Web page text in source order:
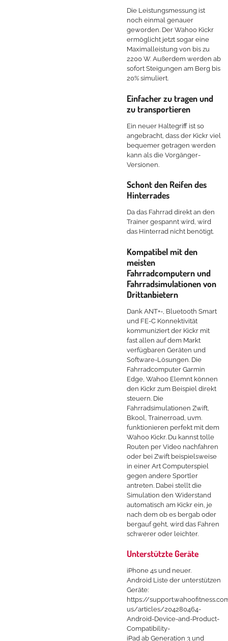
Die Leistungsmessung ist
noch einmal genauer
geworden. Der Wahoo Kickr
ermöglicht jetzt sogar eine
Maximalleistung von bis zu
2200 W. Außerdem werden ab
sofort Steigungen am Berg bis
20% simuliert.
Einfacher zu tragen und
zu transportieren
Ein neuer Haltegriff ist so
angebracht, dass der Kickr viel
bequemer getragen werden
kann als die Vorgänger-
Versionen.
Schont den Reifen des
Hinterrades
Da das Fahrrad direkt an den
Trainer gespannt wird, wird
das Hinterrad nicht benötigt.
Kompatibel mit den
meisten
Fahrradcomputern und
Fahrradsimulationen von
Drittanbietern
Dank ANT+-, Bluetooth Smart
und FE-C Konnektivität
kommuniziert der Kickr mit
fast allen auf dem Markt
verfügbaren Geräten und
Software-Lösungen. Die
Fahrradcomputer Garmin
Edge, Wahoo Elemnt können
den Kickr zum Beispiel direkt
steuern. Die
Fahrradsimulationen Zwift,
Bkool, Trainerroad, uvm.
funktionieren perfekt mit dem
Wahoo Kickr. Du kannst tolle
Routen per Video nachfahren
oder bei Zwift beispielsweise
in einer Art Computerspiel
gegen andere Sportler
antreten. Dabei stellt die
Simulation den Widerstand
automatisch am Kickr ein, je
nach dem ob es bergab oder
bergauf geht, wird das Fahren
schwerer oder leichter.
Unterstützte Geräte
iPhone 4s und neuer.
Android Liste der unterstützen
Geräte:
https://
us/articles/204280464-
Android-Device-and-Product-
Compatibility-
iPad ab Generation 3 und